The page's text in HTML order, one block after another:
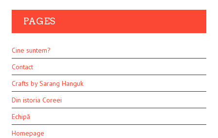
PAGES
Cine suntem?
Contact
Crafts by Sarang Hanguk
Din istoria Coreei
Echipă
Homepage